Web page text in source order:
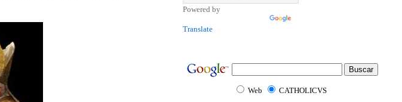
Powered by
Translate
Web CATHOLICVS